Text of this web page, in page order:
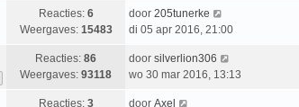
c
h
e
c
h
e
b
e
c
t
s
e
b
e
Reacties: 6
Weergaves: 15483
L
a
t
s
door 205tunerke
di 05 apr 2016, 21:00
Reacties: 86
Weergaves: 93118
L
a
door silverlion306
wo 30 mar 2016, 13:13
Reacties: 3
L
door Axel